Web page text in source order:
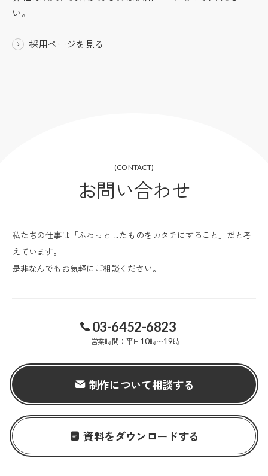
い。
採用ページを見る
(CONTACT)
お問い合わせ
私たちの仕事は「ふわっとしたものをカタチにすること」だと考
えています。
是非なんでもお気軽にご相談ください。
03-6452-6823
営業時間：平日 10時〜19時
制作について相談する
資料をダウンロードする